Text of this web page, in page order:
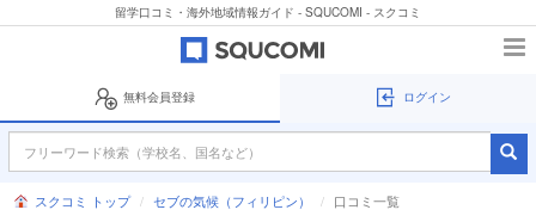
留学口コミ・海外地域情報ガイド - SQUCOMI - スクコミ
無料会員登録 ログイン
スクコミ トップ セブの気候（フィリピン） 口コミ一覧